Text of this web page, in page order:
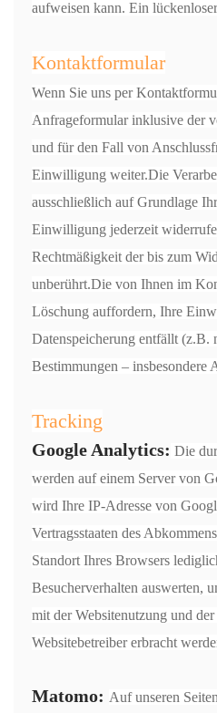
aufweisen kann. Ein
Kontaktformular
Wenn Sie uns per
Anfrageformular inklusive der
und für den Fall von
Einwilligung weiter.Die
ausschließlich auf Grundlage
Einwilligung jederzeit
Rechtmäßigkeit der bis zum
unberührt.Die von Ihnen im
Löschung auffordern, Ihre
Datenspeicherung entfällt (z.B.
Bestimmungen – insbesondere
Tracking
Google Analytics: Die
werden auf einem Server von
wird Ihre IP-Adresse von
Vertragsstaaten des
Standort Ihres Browsers
Besucherverhalten auswerten,
mit der Websitenutzung und
Websitebetreiber erbracht
Matomo: Auf unseren